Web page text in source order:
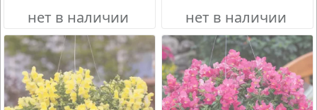
нет в наличии нет в наличии